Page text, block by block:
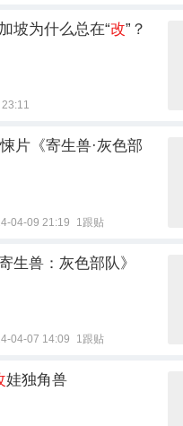
坡为什么总在“改”？
片《寄生兽·灰色部
04-09 21:19 1跟贴
寄生兽：灰色部队》
04-07 14:09 1跟贴
娃独角兽